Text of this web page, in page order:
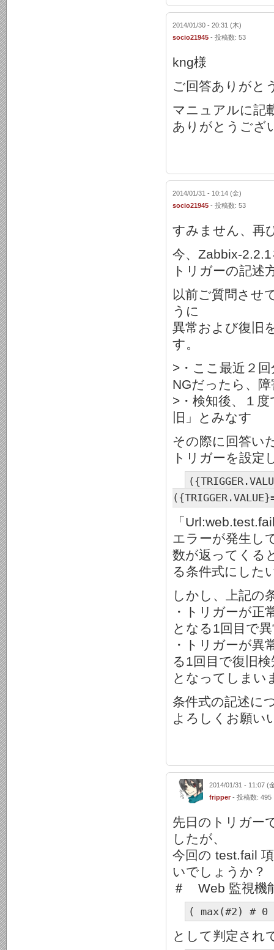
2014/01/30 - 20:31 (木)
socio21945 - 投稿数: 53
kng様
ご回答ありがと
マニュアルに記
ありがとうござ
2014/01/31 - 10:14 (金)
socio21945 - 投稿数: 53
すみません、再
今、Zabbix-
トリガーの記述
以前ご質問させ
うに
異常および復旧
す。
>・ここ最近２
NGだったら、
>・検知後、１
旧」とみなす
その際に回答い
トリガーを設定
「
エラーが発生し
数が返ってくる
る条件式にした
しかし、上記の
・トリガーが正
となる1回目で
・トリガーが異
る1回目で復旧検
となってしまい
条件式の記述に
よろしくお願い
2014/01/31 - 11:07 (
fripper - 投稿数: 495
先日のトリガー
したが、
今回の test.fail
いでしょうか？
＃ Web 監視機
( max(#2) #
として判定され